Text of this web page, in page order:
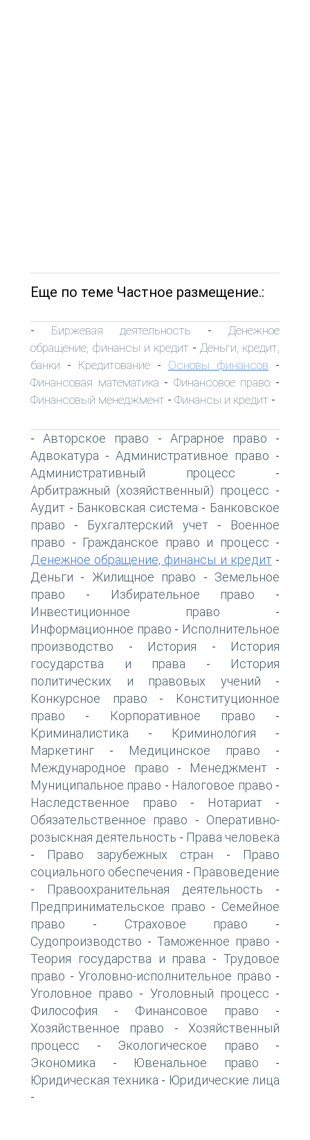
Еще по теме Частное размещение.:
- Биржевая деятельность - Денежное
обращение, финансы и кредит - Деньги, кредит,
банки - Кредитование - Основы финансов -
Финансовая математика - Финансовое право -
Финансовый менеджмент - Финансы и кредит -
-Авторское право - Аграрное право -
Адвокатура - Административное право -
Административный процесс -
Арбитражный (хозяйственный) процесс -
Аудит - Банковская система - Банковское
право - Бухгалтерский учет-
Военное
право - Гражданское право и процесс -
Денежное обращение, финансы и кредит-
Деньги - Жилищное право - Земельное
право - Избирательное право -
Инвестиционное право -
Информационное право - Исполнительное
производство - История -
История
государства и права -
История
политических и правовых учений -
Конкурсное право -
Конституционное
право - Корпоративное право -
Криминалистика - Криминология -
Маркетинг - Медицинское право -
Международное право - Менеджмент -
Муниципальное право - Налоговое право -
Наследственное право - Нотариат -
Обязательственное право - Оперативно-
розыскная деятельность - Права человека
- Право зарубежных стран -
Право
социального обеспечения - Правоведение
- Правоохранительная деятельность -
Предпринимательское право - Семейное
право - Страховое право -
Судопроизводство - Таможенное право -
Теория государства и права -Трудовое
право - Уголовно-исполнительное право -
Уголовное право - Уголовный процесс -
Философия - Финансовое право -
Хозяйственное право - Хозяйственный
процесс - Экологическое право -
Экономика - Ювенальное право -
Юридическая техника - Юридические лица
-